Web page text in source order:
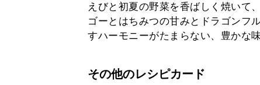
えびと初夏の野菜を香ばしく焼いて
ゴーとはちみつの甘みとドラゴンフ
すハーモニーがたまらない、豊かな
その他のレシピカード